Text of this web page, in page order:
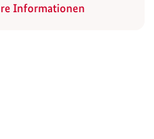
Informationen